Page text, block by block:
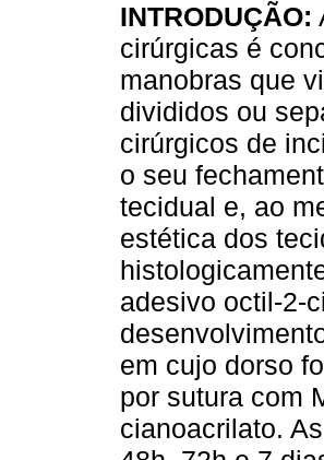
INTRODUÇÃO:
cirúrgicas é
manobras que
divididos ou
cirúrgicos de
o seu
tecidual e, ao
estética dos
adesivo octil-2-
em cujo dorso
por sutura com
cianoacrilato.